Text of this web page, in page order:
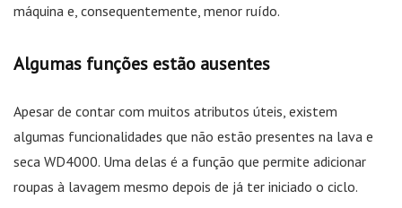
máquina e, consequentemente, menor ruído.
Algumas funções estão ausentes
Apesar de contar com muitos atributos úteis, existem
algumas funcionalidades que não estão presentes na lava e
seca WD4000. Uma delas é a função que permite adicionar
roupas à lavagem mesmo depois de já ter iniciado o ciclo.